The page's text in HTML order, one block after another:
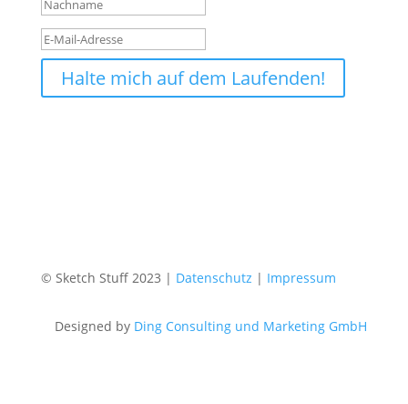
Halte mich auf dem Laufenden!
© Sketch Stuff 2023 | Datenschutz | Impressum
Designed by Ding Consulting und Marketing GmbH